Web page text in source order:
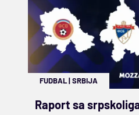
FUDBAL|SRBIJA
Raport sa